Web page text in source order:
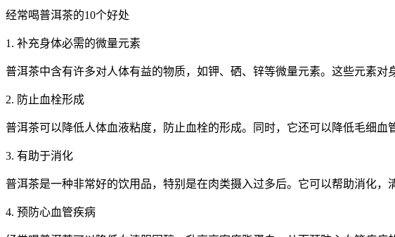
经常喝普洱茶的10个好处
1. 补充身体必需的微量元素
普洱茶中含有许多对人体有益的物质，如钾、硒、锌等微量元素。这些元素对
2. 防止血栓形成
普洱茶可以降低人体血液粘度，防止血栓的形成。同时，它还可以降低毛细血
3. 有助于消化
普洱茶是一种非常好的饮用品，特别是在肉类摄入过多后。它可以帮助消化，
4. 预防心血管疾病